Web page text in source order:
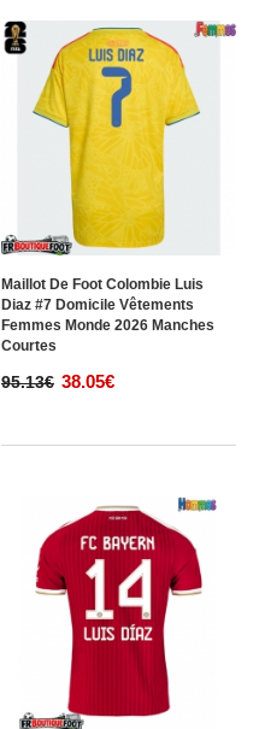
Maillot De Foot Colombie Luis
Diaz #7 Domicile Vêtements
Femmes Monde 2026 Manches
Courtes
95.13€ 38.05€